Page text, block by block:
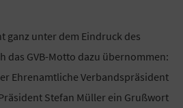
ganz unter dem Eindruck des
das GVB-Motto dazu übernommen:
Ehrenamtliche Verbandspräsident
Stefan Müller ein Grußwort